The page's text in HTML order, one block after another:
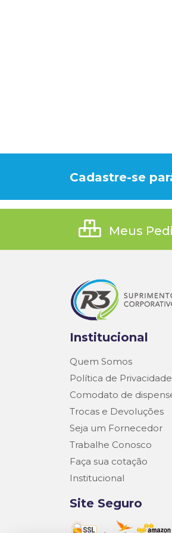
Cadastre-se
Meus
Institucional
Quem Somos
Política de Privacidade
Comodato de
Trocas e Devoluções
Seja um Fornecedor
Trabalhe Conosco
Faça sua cotação
Institucional
Site Seguro